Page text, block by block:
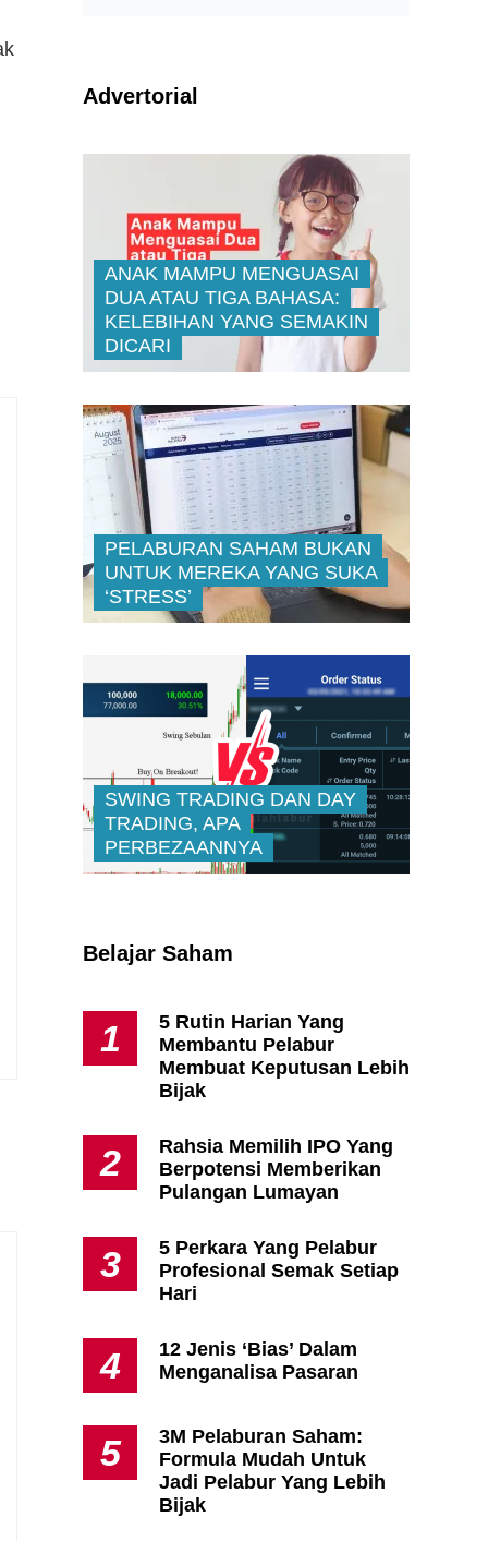
Advertorial
ANAK MAMPU MENGUASAI
DUA ATAU TIGA BAHASA:
KELEBIHAN YANG SEMAKIN
DICARI
PELABURAN SAHAM BUKAN
UNTUK MEREKA YANG SUKA
‘STRESS’
SWING TRADING DAN DAY
TRADING, APA
PERBEZAANNYA
Belajar Saham
1
5 Rutin Harian Yang
Membantu Pelabur
Membuat Keputusan Lebih
Bijak
2
Rahsia Memilih IPO Yang
Berpotensi Memberikan
Pulangan Lumayan
3
5 Perkara Yang Pelabur
Profesional Semak Setiap
Hari
4
12 Jenis ‘Bias’ Dalam
Menganalisa Pasaran
5
3M Pelaburan Saham:
Formula Mudah Untuk
Jadi Pelabur Yang Lebih
Bijak
Apa Itu Fundamental Analysis
Yang Selalu Sifu Saham Sebut
Tu?